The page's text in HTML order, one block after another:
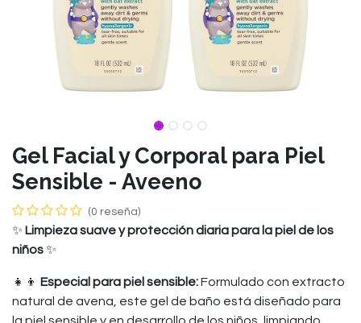
Gel Facial y Corporal para Piel
Sensible - Aveeno
(0 reseña)
✨ Limpieza suave y protección diaria para la piel de los
niños✨
👧👦 Especial para piel sensible:Formulado con extracto
natural de avena, este gel de baño está diseñado para
la piel sensible y en desarrollo de los niños, limpiando